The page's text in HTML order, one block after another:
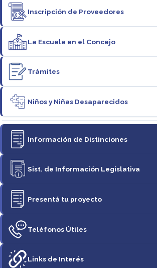
Inscripción de Proveedores
La Escuela en el Concejo
Trámites
Niños y Niñas Desaparecidos
Información de Distinciones
Sist. de Información Legislativa
Presentá tu proyecto
Teléfonos Útiles
Links de Interés